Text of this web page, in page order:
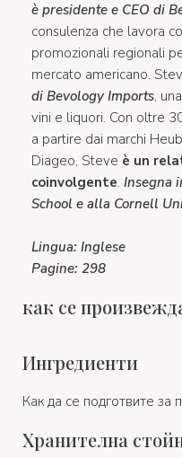
è presidente e CEO di
consulenza che lavora
promozionali regionali
mercato americano.
di Bevology Imports,
vini e liquori. Con oltre
a partire dai marchi
Diageo, Steve è un
coinvolgente. Insegna
School e alla Cornell
Lingua: Inglese
Pagine: 298
как се
Ингредиенти
Как да се подготвите
Хранителна